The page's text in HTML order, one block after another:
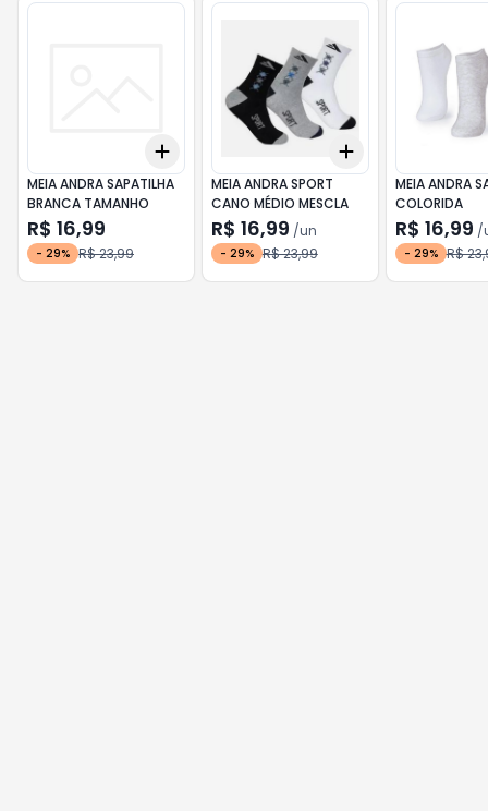
Add
MEIA ANDRA SAPATILHA
BRANCA TAMANHO
R$ 16,99
- 29% R$ 23,99
Add
MEIA ANDRA SPORT
CANO MÉDIO MESCLA
R$ 16,99 /un
- 29% R$ 23,99
MEIA ANDRA
COLORIDA
R$ 16,99 /
- 29% R$